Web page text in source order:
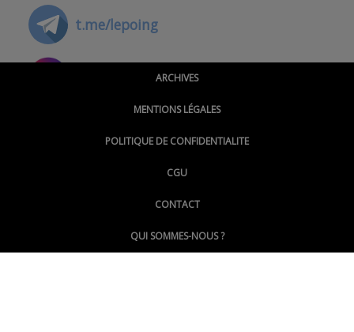
t.me/lepoing
@montpellierpoinginfo
@LePoingMontpellier
ARCHIVES
MENTIONS LÉGALES
POLITIQUE DE CONFIDENTIALITE
CGU
CONTACT
QUI SOMMES-NOUS ?